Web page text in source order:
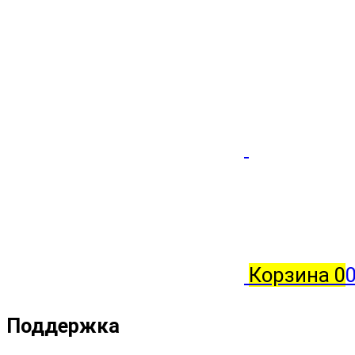
Корзина 0
Поддержка